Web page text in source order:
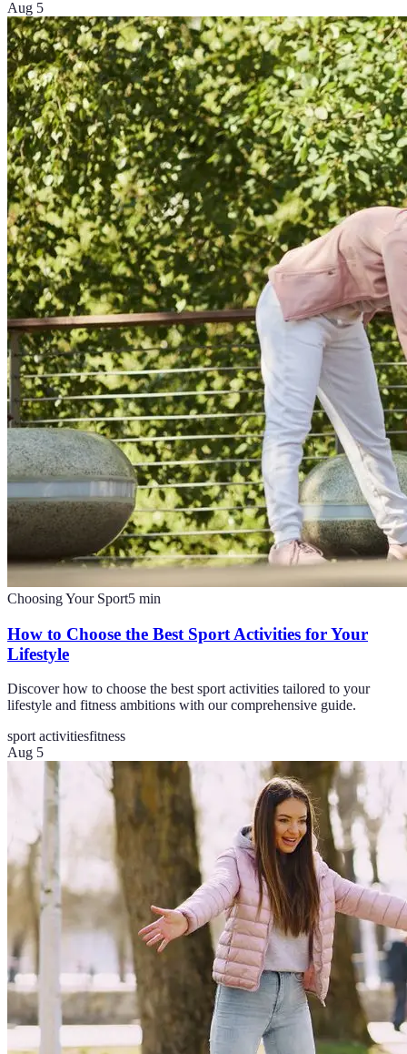
Aug 5
Choosing Your Sport5 min
How to Choose the Best Sport Activities for Your
Lifestyle
Discover how to choose the best sport activities tailored to your
lifestyle and fitness ambitions with our comprehensive guide.
sport activitiesfitness
Aug 5